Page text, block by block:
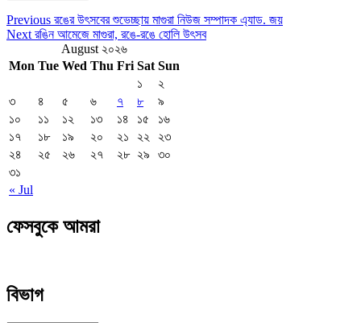
Post
navigation
Previous
Post
Previous রঙের উৎসবের শুভেচ্ছায় মাগুরা নিউজ সম্পাদক এ্যাড. জয়
Next
Next রঙিন আমেজে মাগুরা, রঙে-রঙে হোলি উৎসব
August ২০২৬
Mon Tue Wed Thu Fri Sat Sun
« Jul
১
২
৩
৪ ৫ ৬ ৭ ৮
৯
১০
১১ ১২ ১৩ ১৪ ১৫
১৬
১৭
১৮ ১৯ ২০ ২১ ২২
২৩
২৪
২৫ ২৬ ২৭ ২৮ ২৯
৩০
৩১
ফেসবুকে আমরা
বিভাগ